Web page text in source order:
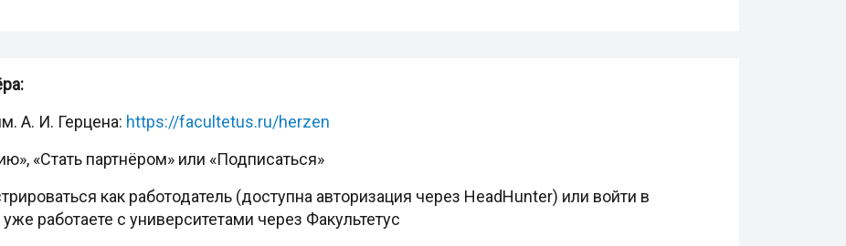
А. И. Герцена: https://facultetus.ru/herzen
«Стать партнёром» или «Подписаться»
как работодатель (доступна авторизация через HeadHunter) или войти в
работаете с университетами через Факультетус